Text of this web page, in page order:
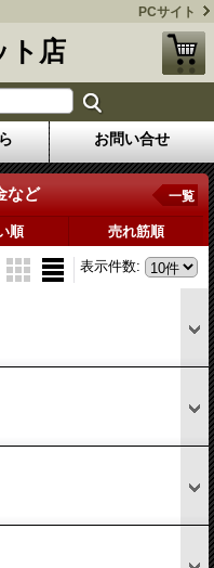
PCサイト
ト店
お問い合せ
など 一覧
順 売れ筋順
表示件数: